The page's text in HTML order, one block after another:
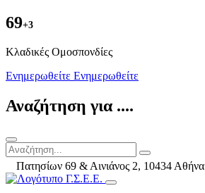
69+3
Kλαδικές Ομοσπονδίες
Ενημερωθείτε Ενημερωθείτε
Αναζήτηση για ....
Πατησίων 69 & Αινιάνος 2, 10434 Αθήνα